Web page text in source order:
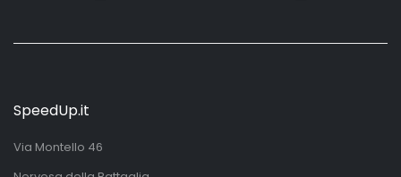
SpeedUp.it
Via Montello 46